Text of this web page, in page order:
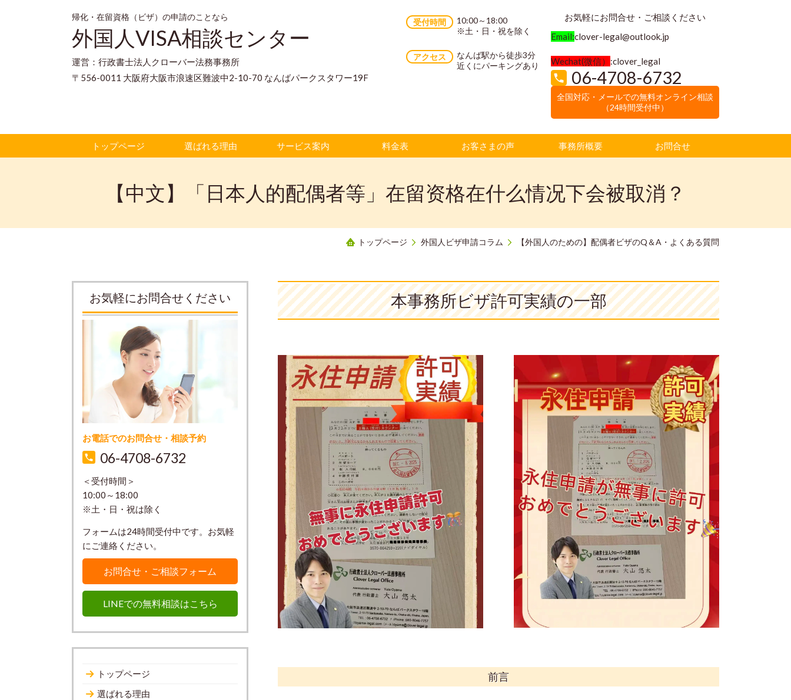
帰化・在留資格（ビザ）の申請のことなら
外国人VISA相談センター
運営：行政書士法人クローバー法務事務所
〒556-0011 大阪府大阪市浪速区難波中2-10-70 なんばパークスタワー19F
受付時間
10:00～18:00
※土・日・祝を除く
アクセス
なんば駅から徒歩3分
近くにパーキングあり
お気軽にお問合せ・ご相談ください
Email:clover-legal@outlook.jp
Wechat(微信） :clover_legal
06-4708-6732
全国対応・メールでの無料オンライン相談
（24時間受付中）
トップページ 選ばれる理由 サービス案内 料金表 お客さまの声 事務所概要 お問合せ
【中文】「日本人的配偶者等」在留资格在什么情况下会被取消？
トップページ 外国人ビザ申請コラム 【外国人のための】配偶者ビザのQ＆A・よくある質問
本事務所ビザ許可実績の一部
前言
お気軽にお問合せください
お電話でのお問合せ・相談予約
06-4708-6732
＜受付時間＞
10:00～18:00
※土・日・祝は除く
フォームは24時間受付中です。お気軽
にご連絡ください。
お問合せ・ご相談フォーム
LINEでの無料相談はこちら
トップページ
選ばれる理由